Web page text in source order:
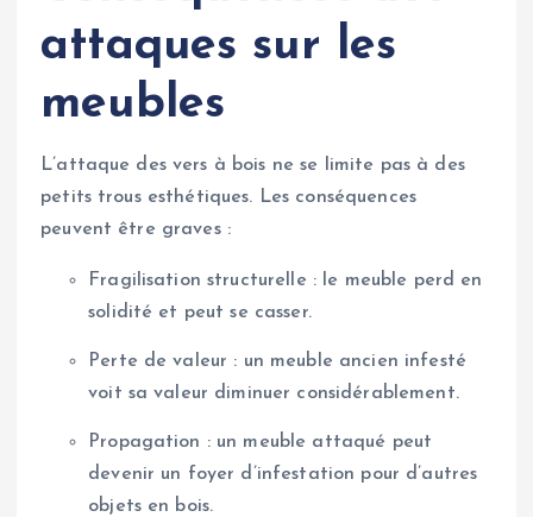
attaques sur les
meubles
L’attaque des vers à bois ne se limite pas à des
petits trous esthétiques. Les conséquences
peuvent être graves :
Fragilisation structurelle : le meuble perd en
solidité et peut se casser.
Perte de valeur : un meuble ancien infesté
voit sa valeur diminuer considérablement.
Propagation : un meuble attaqué peut
devenir un foyer d’infestation pour d’autres
objets en bois.